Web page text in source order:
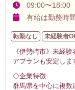
09:00〜18:00
有給は勤務時
転勤なし 未経験者
《伊勢崎市》未経
アプランも安定し
◇企業特徴
群馬県を中心に複数